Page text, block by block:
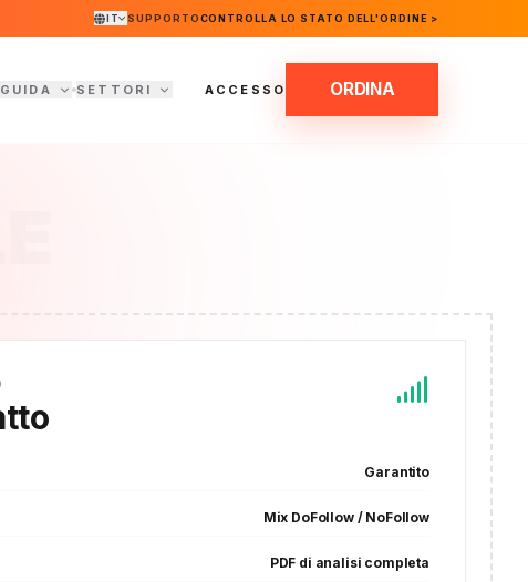
IT SUPPORTOCONTROLLA LO STATO DELL'ORDINE >
GUIDA SETTORI ACCESSO ORDINA
Garantito
Mix DoFollow / NoFollow
PDF di analisi completa